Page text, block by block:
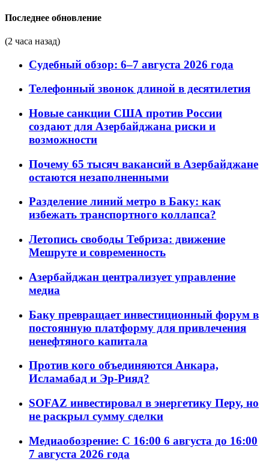
Последнее обновление
(2 часа назад)
Судебный обзор: 6–7 августа 2026 года
Телефонный звонок длиной в десятилетия
Новые санкции США против России
создают для Азербайджана риски и
возможности
Почему 65 тысяч вакансий в Азербайджане
остаются незаполненными
Разделение линий метро в Баку: как
избежать транспортного коллапса?
Летопись свободы Тебриза: движение
Мешруте и современность
Азербайджан централизует управление
медиа
Баку превращает инвестиционный форум в
постоянную платформу для привлечения
ненефтяного капитала
Против кого объединяются Анкара,
Исламабад и Эр-Рияд?
SOFAZ инвестировал в энергетику Перу, но
не раскрыл сумму сделки
Медиаобозрение: С 16:00 6 августа до 16:00
7 августа 2026 года